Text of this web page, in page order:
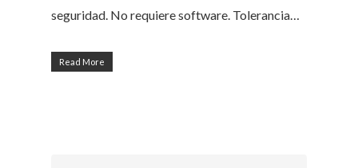
seguridad. No requiere software. Tolerancia…
Read More